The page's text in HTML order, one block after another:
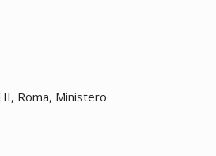
Roma, Ministero